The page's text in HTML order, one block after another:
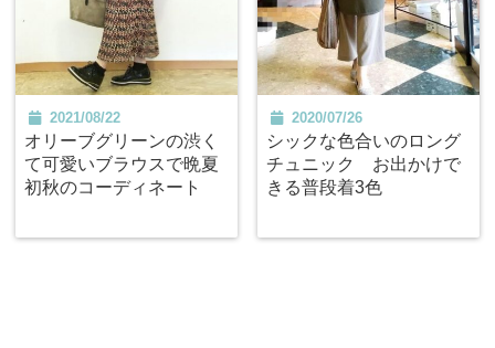
2021/08/22
オリーブグリーンの渋く
て可愛いブラウスで晩夏
初秋のコーディネート
2020/07/26
シックな色合いのロング
チュニック お出かけで
きる普段着3色